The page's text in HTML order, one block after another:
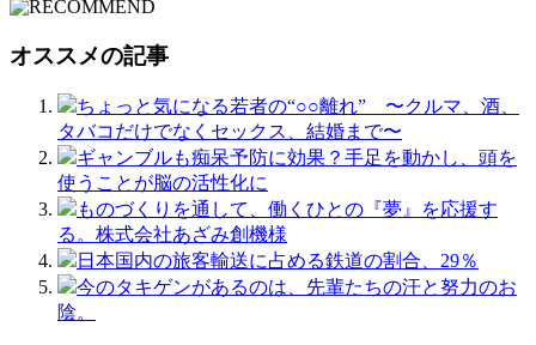
オススメの記事
ちょっと気になる若者の“○○離れ” 〜クルマ、酒、
タバコだけでなくセックス、結婚まで〜
ギャンブルも痴呆予防に効果？手足を動かし、頭を
使うことが脳の活性化に
ものづくりを通して、働くひとの『夢』を応援す
る。株式会社あざみ創機様
日本国内の旅客輸送に占める鉄道の割合、29％
今のタキゲンがあるのは、先輩たちの汗と努力のお
陰。